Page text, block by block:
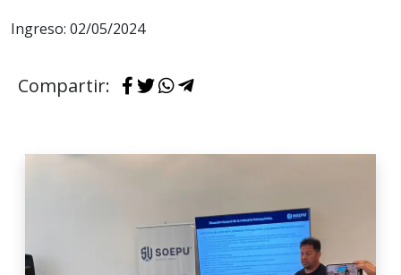
Ingreso: 02/05/2024
Compartir: